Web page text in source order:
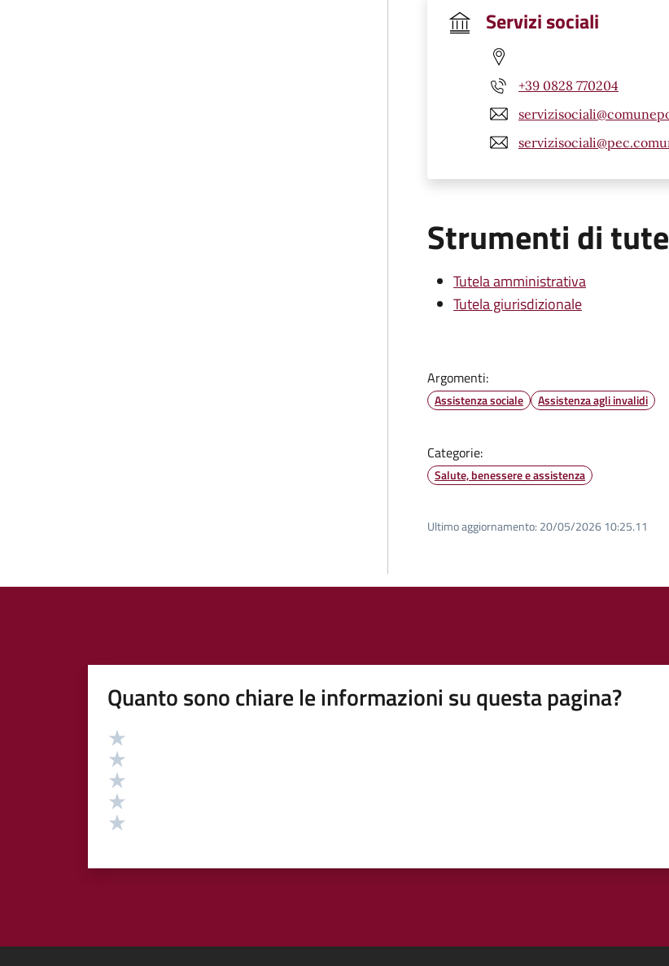
Servizi sociali
+39 0828 770204
Strumenti di
Tutela amministrativa
Tutela giurisdizionale
Argomenti:
Assistenza sociale Assistenza agli invalidi
Categorie:
Salute, benessere e assistenza
Ultimo aggiornamento: 20/05/2026 10:25.11
Quanto sono chiare le informazioni su questa pagina?
Valutazione